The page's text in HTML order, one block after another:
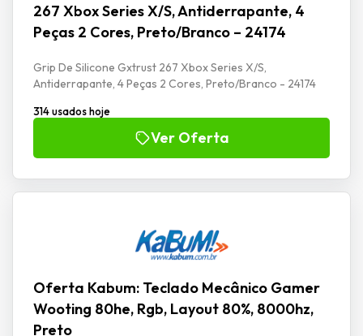
267 Xbox Series X/S, Antiderrapante, 4
Peças 2 Cores, Preto/Branco – 24174
Grip De Silicone Gxtrust 267 Xbox Series X/S,
Antiderrapante, 4 Peças 2 Cores, Preto/Branco - 24174
314 usados hoje
Ver Oferta
Oferta Kabum: Teclado Mecânico Gamer
Wooting 80he, Rgb, Layout 80%, 8000hz,
Preto